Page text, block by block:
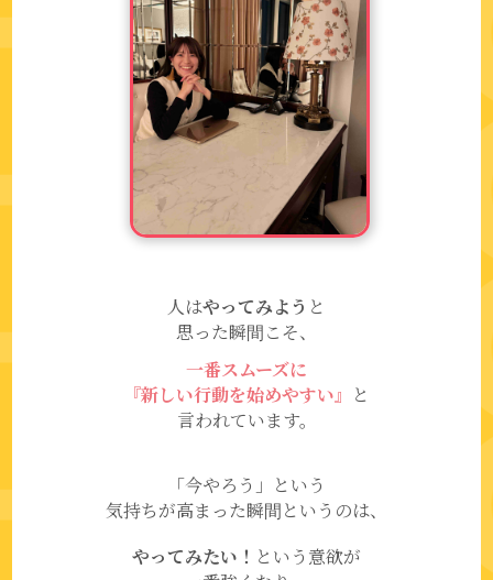
人はやってみよう と
思った瞬間こそ、
一番スムーズに
『新しい行動を始めやすい』
と
言われています。
「今やろう」という
気持ちが高まった瞬間というのは、
やってみたい！ という意欲が